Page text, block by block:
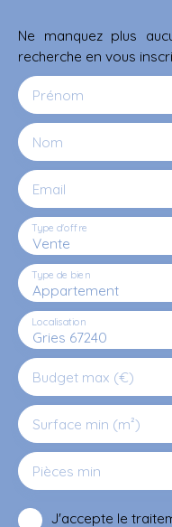
Ne manquez plus
recherche en vous
Prénom
Nom
Email
Vente
Type d'offre
Appartement
Type de bien
Gries 67240
Localisation
Budget max (€)
Surface min (m²)
Pièces min
J'accepte le